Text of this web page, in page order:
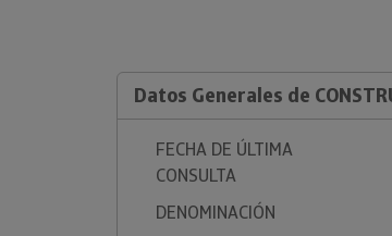
Datos Generales de
FECHA DE ÚLTIMA
CONSULTA
DENOMINACIÓN